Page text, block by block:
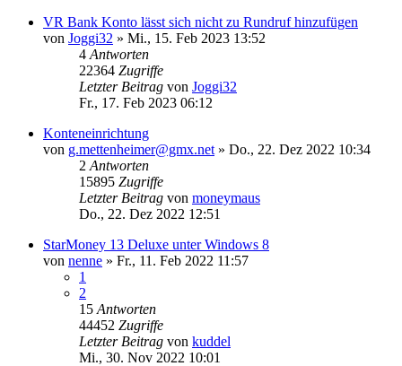
VR Bank Konto lässt sich nicht zu Rundruf hinzufügen
von Joggi32 » Mi., 15. Feb 2023 13:52
4 Antworten
22364 Zugriffe
Letzter Beitrag von Joggi32
Fr., 17. Feb 2023 06:12
Konteneinrichtung
von g.mettenheimer@gmx.net » Do., 22. Dez 2022 10:34
2 Antworten
15895 Zugriffe
Letzter Beitrag von moneymaus
Do., 22. Dez 2022 12:51
StarMoney 13 Deluxe unter Windows 8
von nenne » Fr., 11. Feb 2022 11:57
1
2
15 Antworten
44452 Zugriffe
Letzter Beitrag von kuddel
Mi., 30. Nov 2022 10:01